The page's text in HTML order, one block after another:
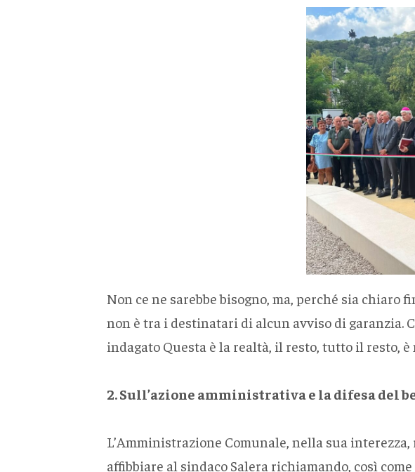
Non ce ne sarebbe bisogno, ma, perché sia
non è tra i destinatari di alcun avviso di garanzia.
indagato Questa è la realtà, il resto, tutto il resto,
2. Sull’azione amministrativa e la difesa del
L’Amministrazione Comunale, nella sua
affibbiare al sindaco Salera richiamando, così